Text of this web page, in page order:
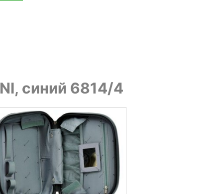
синий 6814/4